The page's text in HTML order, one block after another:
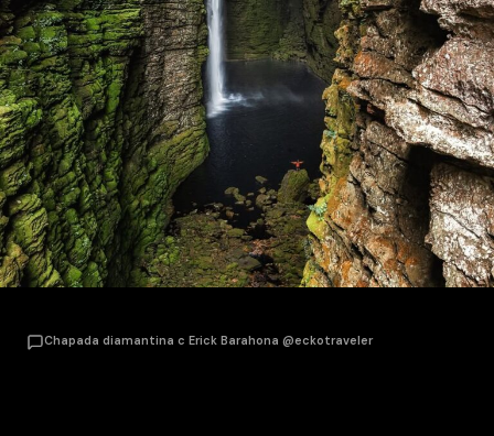
Chapada diamantina c Erick Barahona @eckotraveler